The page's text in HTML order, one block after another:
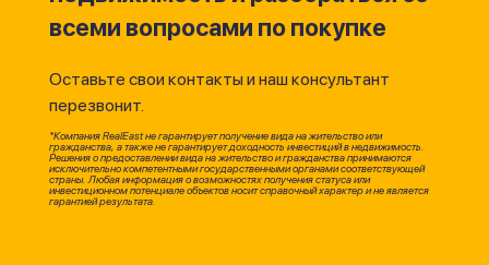
всеми вопросами по покупке
Оставьте свои контакты и наш консультант
перезвонит.
*Компания RealEast не гарантирует получение вида на жительство или
гражданства, а также не гарантирует доходность инвестиций в недвижимость.
Решения о предоставлении вида на жительство и гражданства принимаются
исключительно компетентными государственными органами соответствующей
страны. Любая информация о возможностях получения статуса или
инвестиционном потенциале объектов носит справочный характер и не является
гарантией результата.